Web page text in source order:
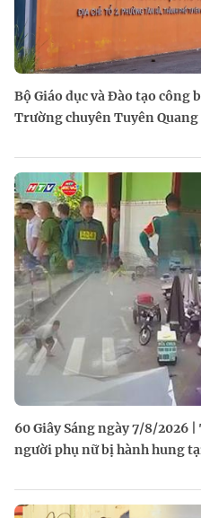
Bộ Giáo dục và Đào tạo
Trường chuyên Tuyên Quang
60 Giây Sáng ngày 7/8/2026
người phụ nữ bị hành hung